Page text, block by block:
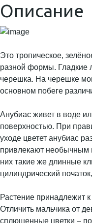
Описание
Это тропическое,
разной формы. Гладкие
черешка. На черешке
основном побеге
Анубиас живет в воде
поверхностью. При
уходе цветет анубиас
привлекают необычным
них такие же длинные
цилиндрический
Растение принадлежит
Отличить мальчика от
сплющенные цветки –